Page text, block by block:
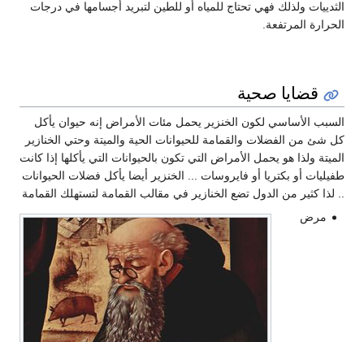
الثدييات ولذلك فهي تحتاج للمياه أو للطين لتبريد أجسامها في درجات
الحرارة المرتفعة.
قضايا صحية
السبب الأساسي لكون الخنزير يحمل مئات الأمراض إنه حيوان يأكل
كل شئ من الفضلات والقمامة للحيوانات الحية والميتة وحتي الخنازير
الميتة ولذا هو يحمل الأمراض التي تكون بالحيوانات التي يأكلها إذا كانت
طفيليات أو بكتريا أو فايروسات ... الخنزير أيضا يأكل فضلات الحيوانات
.. لذا كثير من الدول تضع الخنازير في مقالب القمامة لتستهلك القمامة
مرض